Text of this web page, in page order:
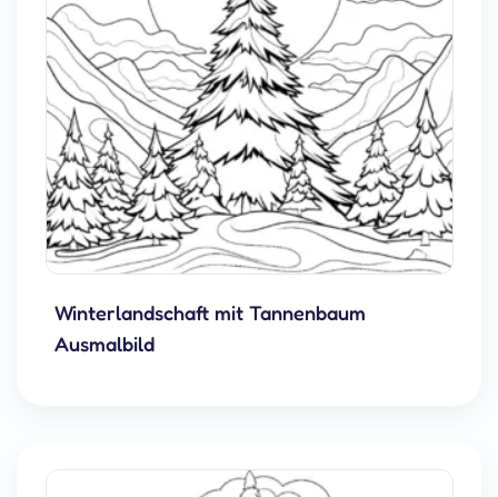
Winterlandschaft mit Tannenbaum
Ausmalbild